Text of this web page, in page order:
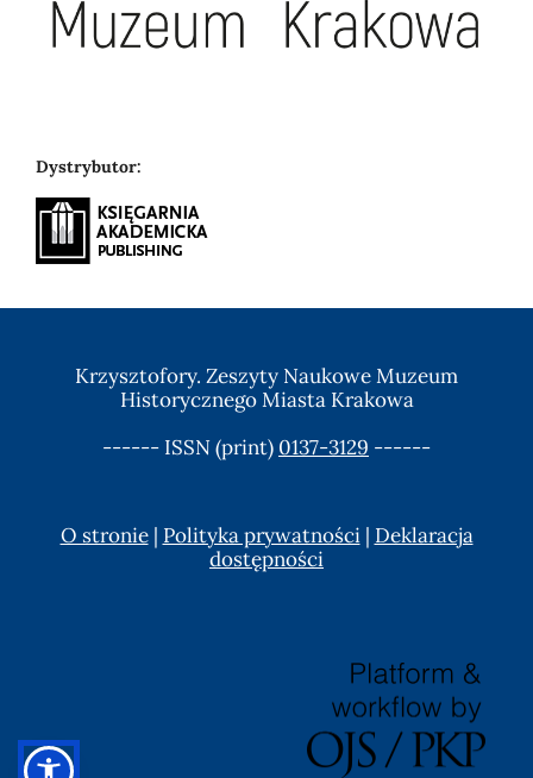
Dystrybutor:
Krzysztofory. Zeszyty Naukowe Muzeum
Historycznego Miasta Krakowa
------ ISSN (print) 0137-3129 ------
O stronie| Polityka prywatności| Deklaracja
dostępności